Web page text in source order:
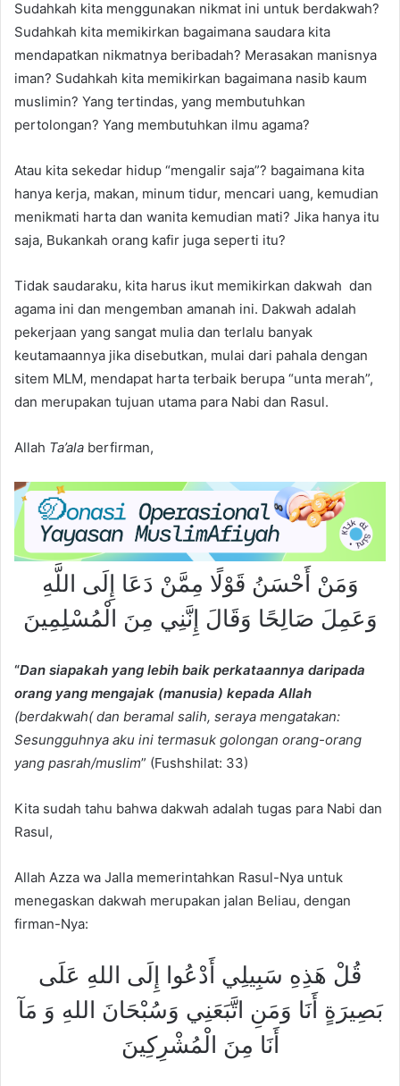
Sudahkah kita menggunakan nikmat ini untuk berdakwah?
Sudahkah kita memikirkan bagaimana saudara kita
mendapatkan nikmatnya beribadah? Merasakan manisnya
iman? Sudahkah kita memikirkan bagaimana nasib kaum
muslimin? Yang tertindas, yang membutuhkan
pertolongan? Yang membutuhkan ilmu agama?
Atau kita sekedar hidup “mengalir saja”? bagaimana kita
hanya kerja, makan, minum tidur, mencari uang, kemudian
menikmati harta dan wanita kemudian mati? Jika hanya itu
saja, Bukankah orang kafir juga seperti itu?
Tidak saudaraku, kita harus ikut memikirkan dakwah dan
agama ini dan mengemban amanah ini. Dakwah adalah
pekerjaan yang sangat mulia dan terlalu banyak
keutamaannya jika disebutkan, mulai dari pahala dengan
sitem MLM, mendapat harta terbaik berupa “unta merah”,
dan merupakan tujuan utama para Nabi dan Rasul.
Allah Ta’ala berfirman,
وَمَنْ أَحْسَنُ قَوْلًا مِمَّنْ دَعَا إِلَى اللَّهِ
وَعَمِلَ صَالِحًا وَقَالَ إِنَّنِي مِنَ الْمُسْلِمِينَ
“Dan siapakah yang lebih baik perkataannya daripada
orang yang mengajak (manusia) kepada Allah
(berdakwah( dan beramal salih, seraya mengatakan:
Sesungguhnya aku ini termasuk golongan orang-orang
yang pasrah/muslim” (Fushshilat: 33)
Kita sudah tahu bahwa dakwah adalah tugas para Nabi dan
Rasul,
Allah Azza wa Jalla memerintahkan Rasul-Nya untuk
menegaskan dakwah merupakan jalan Beliau, dengan
firman-Nya:
قُلْ هَذِهِ سَبِيلِي أَدْعُوا إِلَى اللهِ عَلَى
بَصِيرَةٍ أَنَا وَمَنِ اتَّبَعَنِي وَسُبْحَانَ اللهِ وَ مَآ
أَنَا مِنَ الْمُشْرِكِينَ